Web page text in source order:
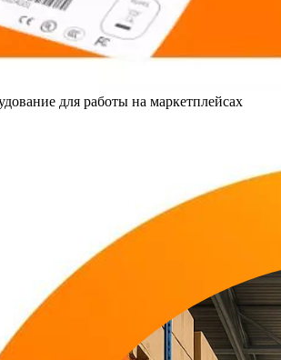
для работы на маркетплейсах